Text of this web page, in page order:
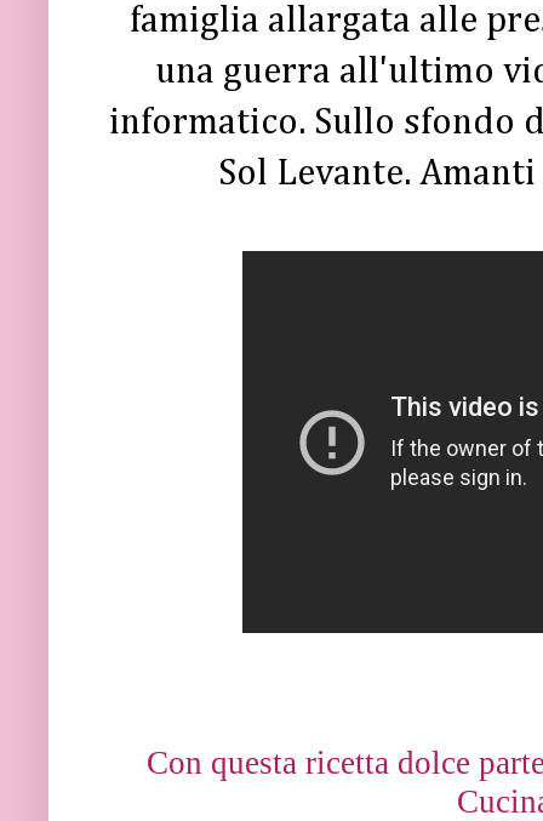
famiglia allargata alle
una guerra all'ultimo
informatico. Sullo sfondo
Sol Levante.
Con questa ricetta dolce